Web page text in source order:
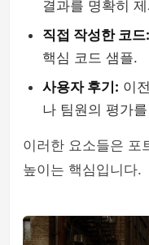
결과를 명확히
직접 작성한 코드:
핵심 코드 샘플.
사용자 후기: 이
나 팀원의 평가
이러한 요소들은 포
높이는 핵심입니다.